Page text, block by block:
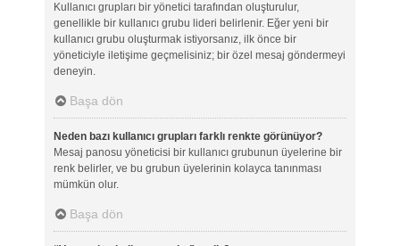
Kullanıcı grupları bir yönetici tarafından oluşturulur,
genellikle bir kullanıcı grubu lideri belirlenir. Eğer yeni bir
kullanıcı grubu oluşturmak istiyorsanız, ilk önce bir
yöneticiyle iletişime geçmelisiniz; bir özel mesaj göndermeyi
deneyin.
Başa dön
Neden bazı kullanıcı grupları farklı renkte görünüyor?
Mesaj panosu yöneticisi bir kullanıcı grubunun üyelerine bir
renk belirler, ve bu grubun üyelerinin kolayca tanınması
mümkün olur.
Başa dön